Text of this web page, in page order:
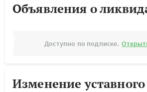
Объявления о
Доступно по подписке.
Изменение